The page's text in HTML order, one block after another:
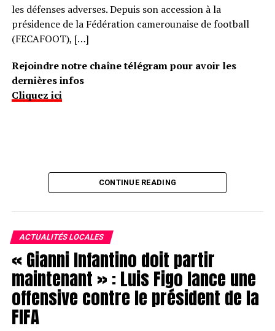
les défenses adverses. Depuis son accession à la
présidence de la Fédération camerounaise de football
(FECAFOOT), […]
Rejoindre notre chaîne télégram pour avoir les
dernières infos
Cliquez ici
CONTINUE READING
ACTUALITÉS LOCALES
« Gianni Infantino doit partir
maintenant » : Luis Figo lance une
offensive contre le président de la
FIFA